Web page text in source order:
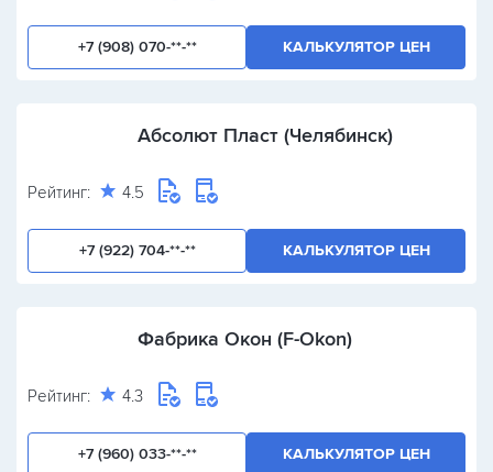
+7 (908) 070-**-** КАЛЬКУЛЯТОР ЦЕН
Абсолют Пласт (Челябинск)
Рейтинг: 4.5
+7 (922) 704-**-** КАЛЬКУЛЯТОР ЦЕН
Фабрика Окон (F-Okon)
Рейтинг: 4.3
+7 (960) 033-**-** КАЛЬКУЛЯТОР ЦЕН